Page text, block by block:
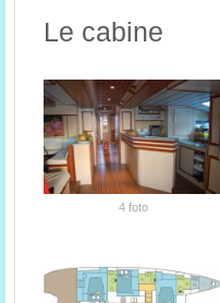
Le cabine
4 foto